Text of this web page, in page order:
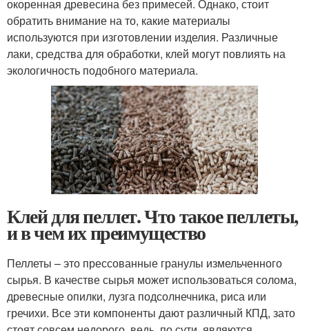
окоренная древесина без примесей. Однако, стоит
обратить внимание на то, какие материалы
используются при изготовлении изделия. Различные
лаки, средства для обработки, клей могут повлиять на
экологичность подобного материала.
Клей для пеллет. Что такое пеллеты,
и в чем их преимущество
Пеллеты – это прессованные гранулы измельченного
сырья. В качестве сырья может использоваться солома,
древесные опилки, лузга подсолнечника, риса или
гречихи. Все эти компоненты дают различный КПД, зато